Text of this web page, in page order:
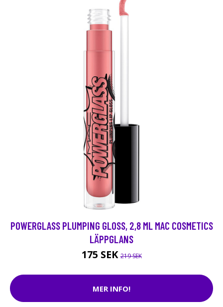
POWERGLASS PLUMPING GLOSS, 2,8 ML MAC COSMETICS
LÄPPGLANS
175 SEK219 SEK
MER INFO!